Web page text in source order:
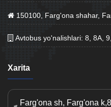
150100, Farg'ona shahar,
Avtobus yo'nalishlari: 8, 8A,
Xarita
Farg'ona sh, Farg'ona